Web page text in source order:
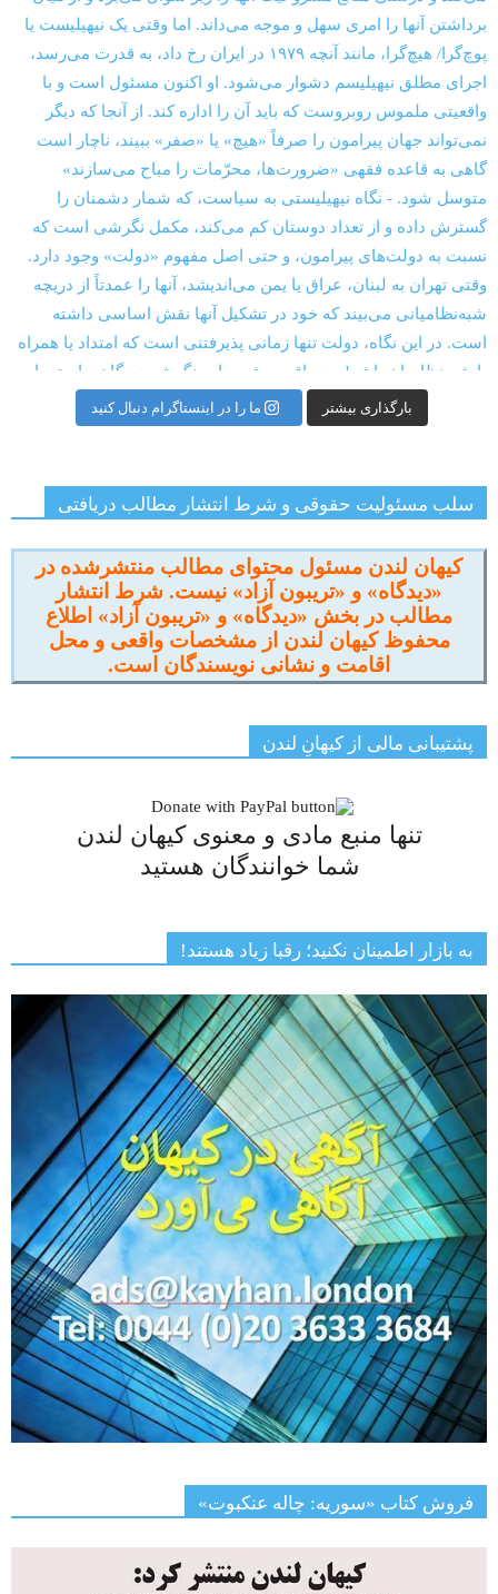
بارگذاری بیشتر ما را در اینستاگرام دنبال کنید
سلب مسئولیت حقوقی و شرط انتشار مطالب دریافتی
کیهان لندن مسئول محتوای مطالب منتشرشده در
«دیدگاه» و «تریبون آزاد» نیست. شرط انتشار
مطالب در بخش «دیدگاه» و «تریبون آزاد» اطلاع
محفوظ کیهان لندن از مشخصات واقعی و محل
اقامت و نشانی نویسندگان است.
پشتیبانی مالی از کیهانِ لندن
تنها منبع مادی و معنوی کیهان لندن
شما خوانندگان هستید
به بازار اطمینان نکنید؛ رقبا زیاد هستند!
فروش کتاب «سوریه: چاله عنکبوت»